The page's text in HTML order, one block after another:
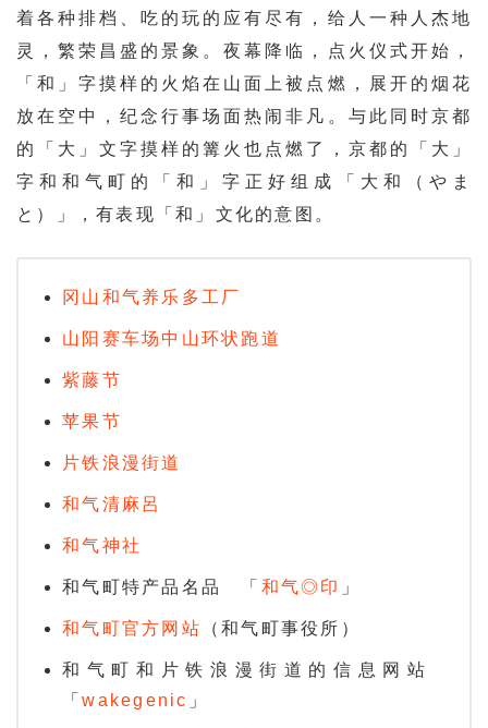
着各种排档、吃的玩的应有尽有，给人一种人杰地
灵，繁荣昌盛的景象。夜幕降临，点火仪式开始，
「和」字摸样的火焰在山面上被点燃，展开的烟花
放在空中，纪念行事场面热闹非凡。与此同时京都
的「大」文字摸样的篝火也点燃了，京都的「大」
字和和气町的「和」字正好组成「大和（やま
と）」，有表现「和」文化的意图。
冈山和气养乐多工厂
山阳赛车场中山环状跑道
紫藤节
苹果节
片铁浪漫街道
和气清麻呂
和气神社
和气町特产品名品 「 和气◎印 」
和气町官方网站 （和气町事役所）
和气町和片铁浪漫街道的信息网站
「wakegenic 」